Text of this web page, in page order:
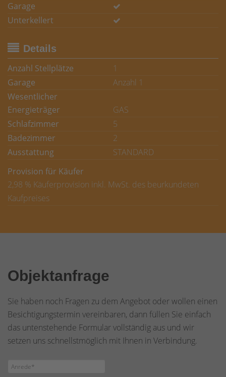
Garage
Unterkellert
Details
Anzahl Stellplätze
1
Garage
Anzahl 1
Wesentlicher
Energieträger
GAS
Schlafzimmer
5
Badezimmer
2
Ausstattung
STANDARD
Provision für Käufer
2,98 % Käuferprovision inkl. MwSt. des beurkundeten
Kaufpreises
Objektanfrage
Sie haben noch Fragen zu dem Angebot oder wollen einen
Besichtigungstermin vereinbaren, dann füllen Sie einfach
das untenstehende Formular vollständig aus und wir
setzen uns schnellstmöglich mit Ihnen in Verbindung.